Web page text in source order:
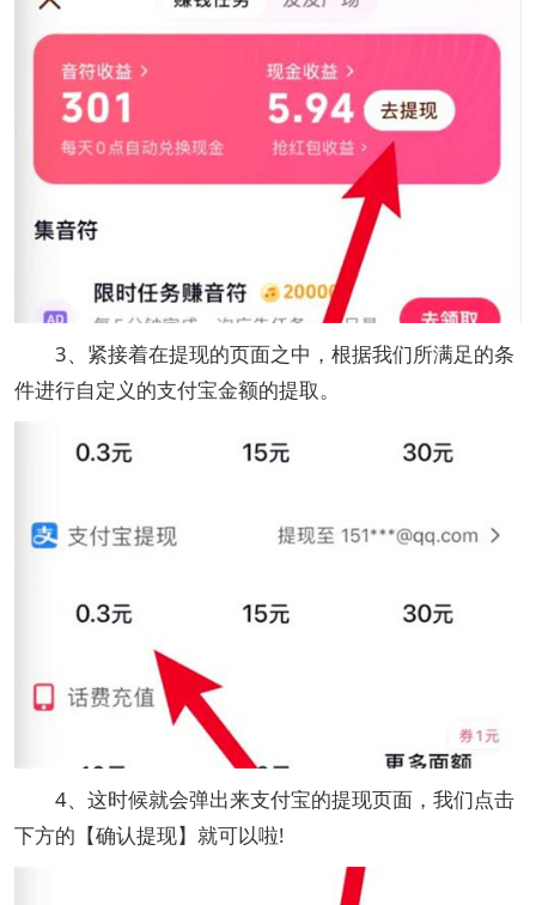
3、紧接着在提现的页面之中，根据我们所满足的条
件进行自定义的支付宝金额的提取。
4、这时候就会弹出来支付宝的提现页面，我们点击
下方的【确认提现】就可以啦!